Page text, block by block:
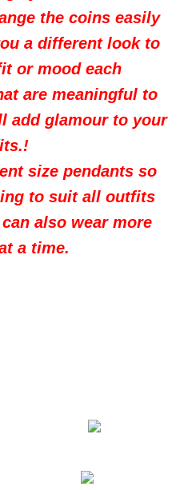
the coins easily
a different look to
or mood each
are meaningful to
add glamour to your
size pendants so
to suit all outfits
also wear more
a time.